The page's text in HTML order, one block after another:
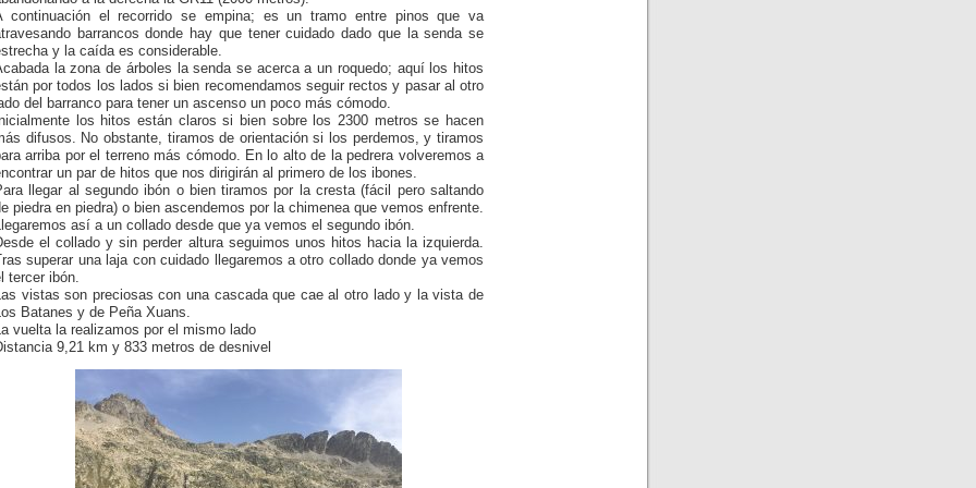
continuación el recorrido se empina; es un tramo entre pinos que va
barrancos donde hay que tener cuidado dado que la senda se
y la caída es considerable.
la zona de árboles la senda se acerca a un roquedo; aquí los hitos
por todos los lados si bien recomendamos seguir rectos y pasar al otro
del barranco para tener un ascenso un poco más cómodo.
los hitos están claros si bien sobre los 2300 metros se hacen
difusos. No obstante, tiramos de orientación si los perdemos, y tiramos
arriba por el terreno más cómodo. En lo alto de la pedrera volveremos a
un par de hitos que nos dirigirán al primero de los ibones.
llegar al segundo ibón o bien tiramos por la cresta (fácil pero saltando
piedra en piedra) o bien ascendemos por la chimenea que vemos enfrente.
Llegaremos así a un collado desde que ya vemos el segundo ibón.
el collado y sin perder altura seguimos unos hitos hacia la izquierda.
superar una laja con cuidado llegaremos a otro collado donde ya vemos
tercer ibón.
Las vistas son preciosas con una cascada que cae al otro lado y la vista de
Los Batanes y de Peña Xuans.
La vuelta la realizamos por el mismo lado
9,21 km y 833 metros de desnivel